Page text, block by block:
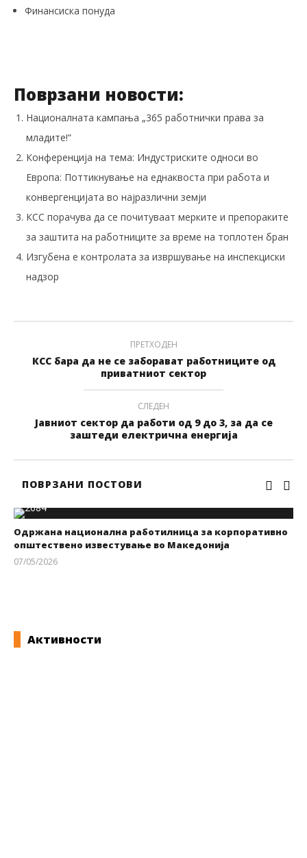
Финансиска понуда
Поврзани новости:
Националната кампања „365 работнички права за
младите!“
Конференција на тема: Индустриските односи во
Европа: Поттикнување на еднаквоста при работа и
конвергенцијата во најразлични земји
КСС порачува да се почитуваат мерките и препораките
за заштита на работниците за време на топлотен бран
Изгубена е контролата за извршување на инспекциски
надзор
ПРЕТХОДЕН
КСС бара да не се заборават работниците од
приватниот сектор
СЛЕДЕН
Јавниот сектор да работи од 9 до 3, за да се
заштеди електрична енергија
ПОВРЗАНИ ПОСТОВИ
Одржана национална работилница за корпоративно
општествено известување во Македонија
07/05/2026
Активности